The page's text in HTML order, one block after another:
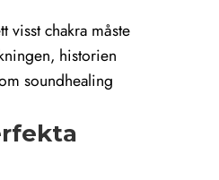
visst chakra måste
historien
soundhealing